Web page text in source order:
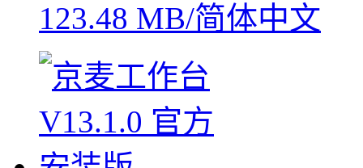
123.48 MB/简体中文